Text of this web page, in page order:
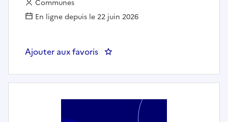
Employeur :
Communes
En ligne depuis le 22 juin 2026
Ajouter aux favoris : Assistante administrative -